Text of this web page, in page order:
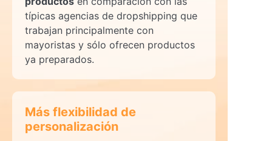
típicas agencias de dropshipping que
trabajan principalmente con
mayoristas y sólo ofrecen productos
ya preparados.
Más flexibilidad de
personalización